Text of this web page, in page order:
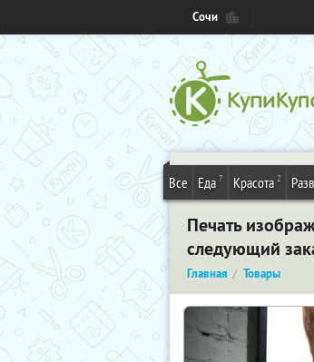
Сочи
Все Еда 7 Красота 2
Печать
следующий
Главная Товары